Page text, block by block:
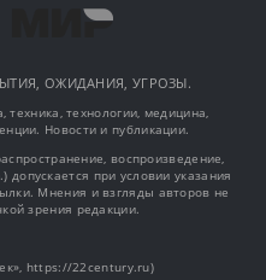
ОЖИДАНИЯ, УГРОЗЫ.
технологии, медицина,
Новости и публикации.
воспроизведение,
при условии указания
Мнения и взгляды авторов не
зрения редакции.
https://22century.ru)